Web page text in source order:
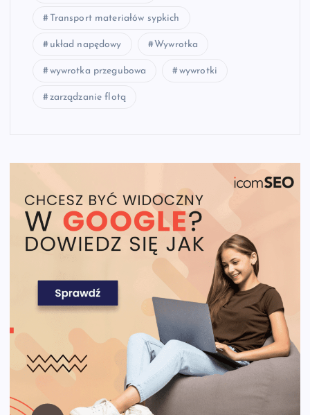
Transport materiałów sypkich
układ napędowy Wywrotka
wywrotka przegubowa wywrotki
zarządzanie flotą